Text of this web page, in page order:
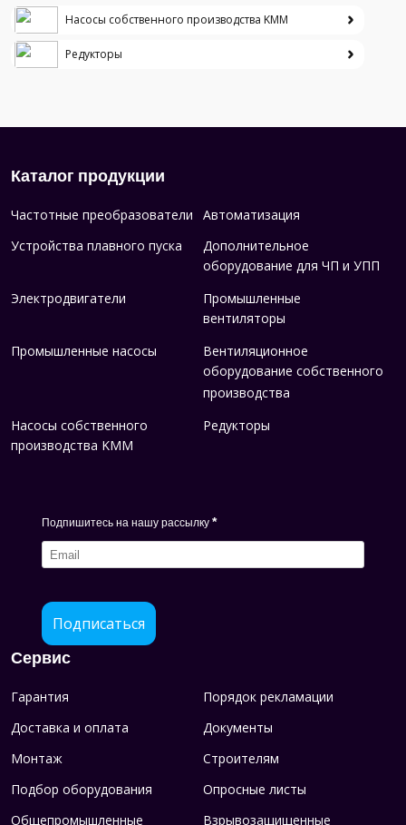
Насосы собственного производства KMM
Редукторы
Каталог продукции
Частотные преобразователи
Автоматизация
Устройства плавного пуска
Дополнительное
оборудование для ЧП и УПП
Электродвигатели Промышленные
вентиляторы
Промышленные насосы Вентиляционное
оборудование собственного
производства
Насосы собственного
производства KMM
Редукторы
Подпишитесь на нашу рассылку *
Подписаться
Сервис
Гарантия
Порядок рекламации
Доставка и оплата
Документы
Монтаж
Строителям
Подбор оборудования
Опросные листы
Общепромышленные
Взрывозащищенные